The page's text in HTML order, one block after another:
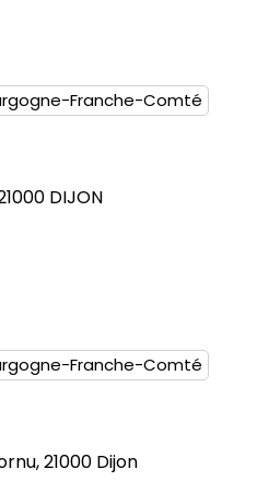
Franche-Comté
DIJON
Franche-Comté
21000 Dijon